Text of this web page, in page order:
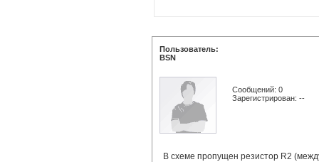
Пользователь:
BSN
Сообщений: 0
Зарегистрирован: --
В схеме пропущен резистор R2